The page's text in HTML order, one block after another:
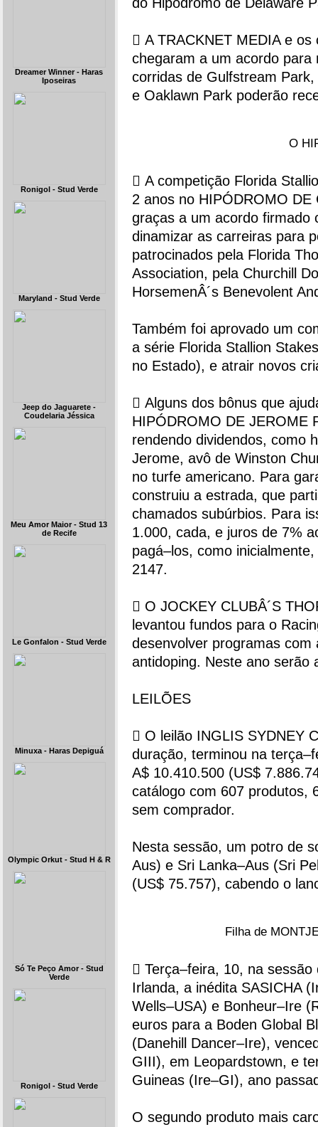
Dreamer Winner - Haras
Iposeiras
Ronigol - Stud Verde
Maryland - Stud Verde
Jeep do Jaguarete -
Coudelaria Jéssica
Meu Amor Maior - Stud 13
de Recife
Le Gonfalon - Stud Verde
Minuxa - Haras Depiguá
Olympic Orkut - Stud H & R
Só Te Peço Amor - Stud
Verde
Ronigol - Stud Verde
 A TRACKNET MEDIA e
chegaram a um acordo para
corridas de Gulfstream
e Oaklawn Park poderão
O
 A competição Florida
2 anos no HIPÓDROMO
graças a um acordo firmado
dinamizar as carreiras para
patrocinados pela Florida
Association, pela Churchill
HorsemenÂ´s Benevolent
Também foi aprovado um
a série Florida Stallion
no Estado), e atrair novos
 Alguns dos bônus que
HIPÓDROMO DE JEROME
rendendo dividendos, como
Jerome, avô de Winston
no turfe americano. Para
construiu a estrada, que
chamados subúrbios. Para
1.000, cada, e juros de 7%
pagá–los, como
2147.
 O JOCKEY CLUBÂ´S
levantou fundos para o
desenvolver programas
antidoping. Neste ano serão
LEILÕES
 O leilão INGLIS SYDNEY
duração, terminou na
A$ 10.410.500 (US$
catálogo com 607 produtos,
sem comprador.
Nesta sessão, um potro de
Aus) e Sri Lanka–Aus (Sri
(US$ 75.757), cabendo o
Filha de
 Terça–feira, 10, na
Irlanda, a inédita SASICHA
Wells–USA) e Bonheur–Ire
euros para a Boden Global
(Danehill Dancer–Ire),
GIII), em Leopardstown, e
Guineas (Ire–GI), ano
O segundo produto mais